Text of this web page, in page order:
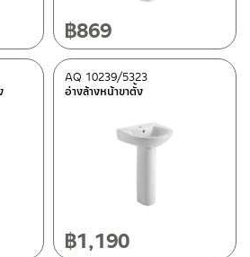
White
฿869
อ่างล้างหน้าขาตั้ง
AQ 10239/5323
฿1,190